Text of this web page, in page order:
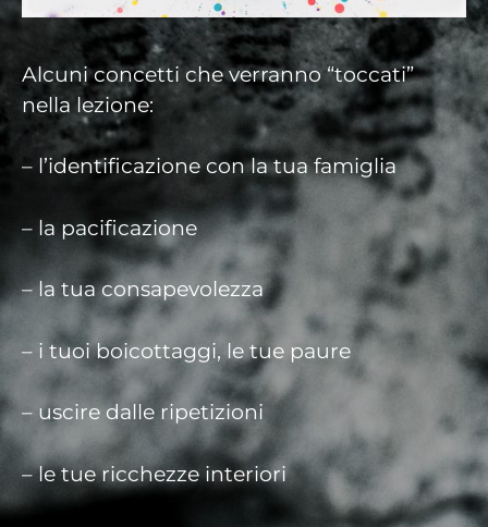
Alcuni concetti che verranno “toccati”
nella lezione:
– l’identificazione con la tua famiglia
– la pacificazione
– la tua consapevolezza
– i tuoi boicottaggi, le tue paure
– uscire dalle ripetizioni
– le tue ricchezze interiori